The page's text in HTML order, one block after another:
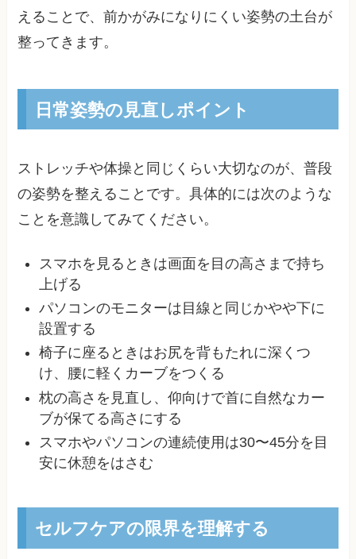
えることで、前かがみになりにくい姿勢の土台が
整ってきます。
日常姿勢の見直しポイント
ストレッチや体操と同じくらい大切なのが、普段
の姿勢を整えることです。具体的には次のような
ことを意識してみてください。
スマホを見るときは画面を目の高さまで持ち
上げる
パソコンのモニターは目線と同じかやや下に
設置する
椅子に座るときはお尻を背もたれに深くつ
け、腰に軽くカーブをつくる
枕の高さを見直し、仰向けで首に自然なカー
ブが保てる高さにする
スマホやパソコンの連続使用は30〜45分を目
安に休憩をはさむ
セルフケアの限界を理解する